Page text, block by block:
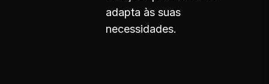
adapta às suas
necessidades.